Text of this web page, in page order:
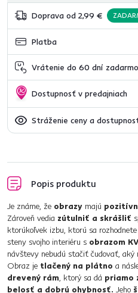
Doprava od 2,99 €
Platba
Vrátenie do 60 dní zadarmo
Dostupnosť v predajniach
Stráženie ceny a
Popis produktu
Je známe, že obrazy majú
Zároveň vedia zútulniť a skrášliť
ktorúkoľvek izbu, ktorú sa
steny svojho interiéru s obrazom
návštevy nebudú stačiť čudovať,
Obraz je tlačený na plátno a
drevený rám, ktorý sa dá priamo
belosť a dobrú ohybnosť. Jeho